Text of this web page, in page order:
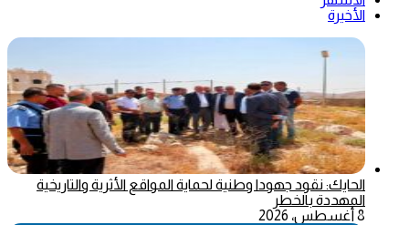
الأخيرة
الحايك: نقود جهودا وطنية لحماية المواقع الأثرية والتاريخية
المهددة بالخطر
8 أغسطس، 2026